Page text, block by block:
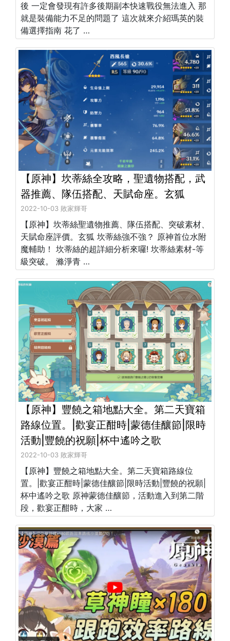
後 一定會發現有許多後期副本快速戰役無法進入 那
就是裝備能力不足的問題了 這次就來介紹瑪英的裝
備選擇指南 花了 …
【原神】坎蒂絲全攻略，聖遺物搭配，武
器推薦、隊伍搭配、天賦命座。玄狐
2022-10-03 敗家輝哥
【原神】坎蒂絲聖遺物推薦、隊伍搭配、突破素材、
天賦命座評價。玄狐 坎蒂絲強不強？ 原神首位水附
魔輔助！ 坎蒂絲的超詳細分析來囉! 坎蒂絲素材-等
級突破。 滌淨青 …
【原神】豐饒之箱地點大全。第二天寶箱
路線位置。|歡宴正酣時|蒙德佳釀節|限時
活動|豐饒的祝願|杯中遙吟之歌
2022-10-03 敗家輝哥
【原神】豐饒之箱地點大全。第二天寶箱路線位
置。|歡宴正酣時|蒙德佳釀節|限時活動|豐饒的祝願|
杯中遙吟之歌 原神蒙德佳釀節，活動進入到第二階
段，歡宴正酣時，大家 …